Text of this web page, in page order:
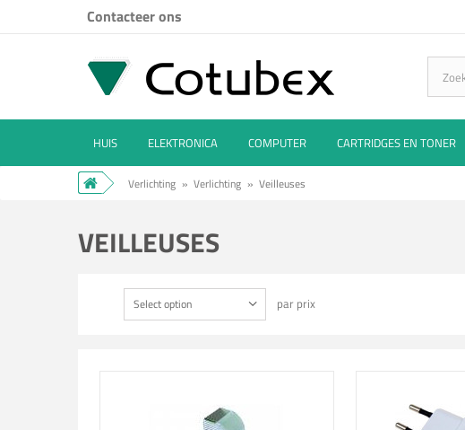
Contacteer ons
HUIS ELEKTRONICA COMPUTER CARTRIDGES EN TONER
Verlichting » Verlichting » Veilleuses
VEILLEUSES
Select option par prix